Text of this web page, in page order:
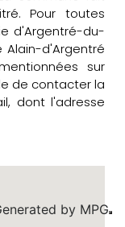
Pour toutes
d'Argentré-du-
Alain-d'Argentré
sur
de contacter la
dont l'adresse
by MPG